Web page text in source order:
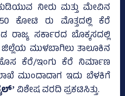
ನೀರು ಮತ್ತು ಮೇವಿನ
ಕೋಟಿ ರು ಮೊತ್ತದಲ್ಲಿ ಕೆರೆ
ಸರ್ಕಾರದ ಬೊಕ್ಕಸದಲ್ಲಿ
ಮುಳಬಾಗಿಲು ತಾಲೂಕಿನ
ಹೊಸ ಕೆರೆ/ಇಂಗು ಕೆರೆ ನಿರ್ಮಾಣ
ಮುಂದಾದಾಗ ಇದು ಬೆಳಕಿಗೆ
ವಿಶೇಷ ವರದಿ ಪ್ರಕಟಿಸಿತ್ತು.